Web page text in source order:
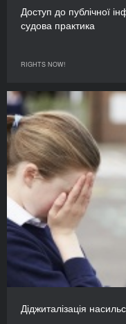
Доступ до публічної
судова практика
RIGHTS NOW!
Діджиталізація